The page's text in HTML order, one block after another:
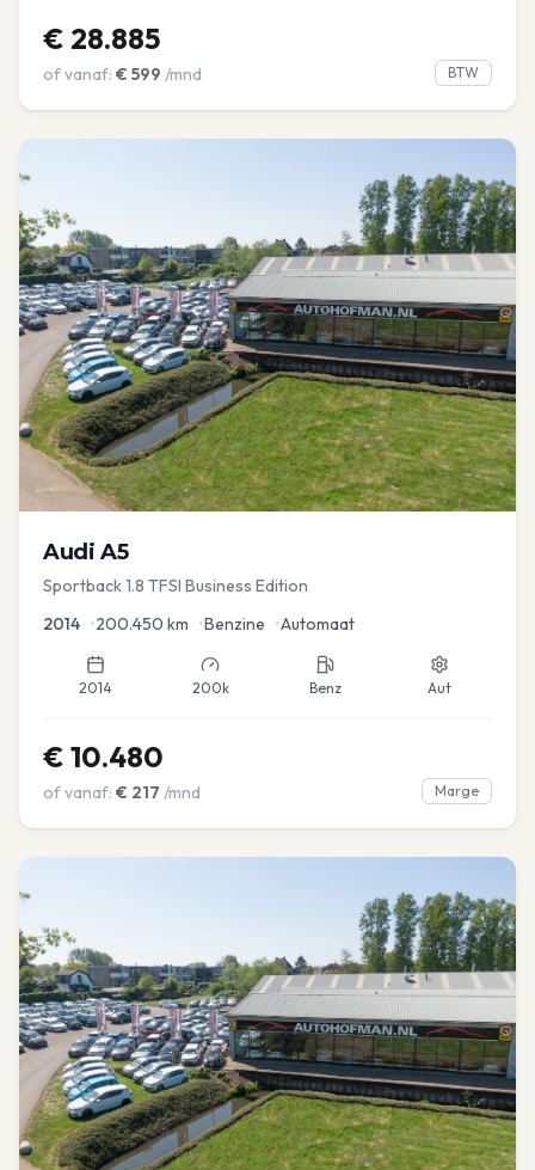
€ 28.885
of vanaf: € 599 /mnd BTW
Audi A5
Sportback 1.8 TFSI Business Edition
2014 •200.450 km •Benzine •Automaat
2014 200k Benz Aut
€ 10.480
of vanaf: € 217 /mnd Marge